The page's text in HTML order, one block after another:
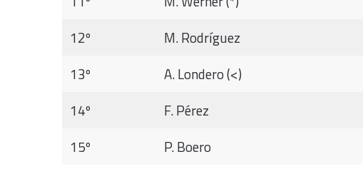
12º
M. Rodríguez
13º
A. Londero (<)
14º
F. Pérez
15º
P. Boero